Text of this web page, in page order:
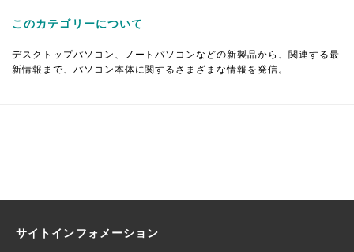
このカテゴリーについて
デスクトップパソコン、ノートパソコンなどの新製品から、関連する最
新情報まで、パソコン本体に関するさまざまな情報を発信。
サイトインフォメーション